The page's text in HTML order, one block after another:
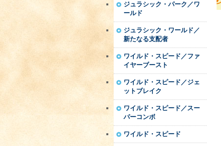
ジュラシック・パーク／ワ
ールド
ジュラシック・ワールド／
新たなる支配者
ワイルド・スピード／ファ
イヤーブースト
ワイルド・スピード／ジェ
ットブレイク
ワイルド・スピード／スー
パーコンボ
ワイルド・スピード